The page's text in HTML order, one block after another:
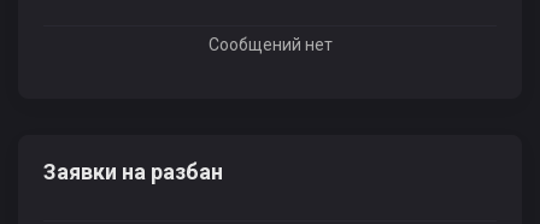
Сообщений нет
Заявки на разбан